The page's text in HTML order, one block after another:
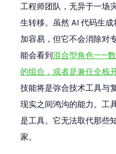
工程师团队，无异于一场
生转移。虽然 AI 代码生
加容易，但它不会消除对
能会看到混合型角色——
的组合，或者是兼任全栈
技能将是弥合技术工具与
现实之间鸿沟的能力。工
是工具。它无法取代那些
家。